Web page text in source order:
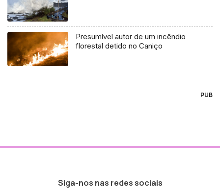
Presumível autor de um incêndio
florestal detido no Caniço
PUB
Siga-nos nas redes sociais